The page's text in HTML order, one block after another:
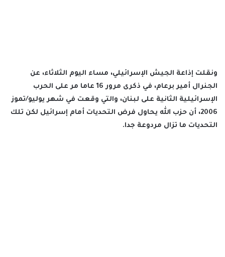
ونقلت إذاعة الجيش الإسرائيلي، مساء اليوم الثلاثاء، عن
الجنرال أمير برعام، في ذكرى مرور 16 عاما مر على الحرب
الإسرائيلية الثانية على لبنان، والتي وقعت في شهر يوليو/تموز
2006، أن حزب الله يحاول فرض التحديات أمام إسرائيل لكن تلك
التحديات ما تزال مردوعة جدا.